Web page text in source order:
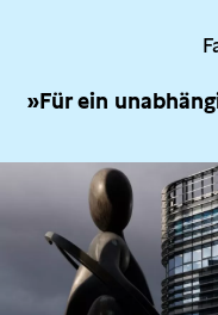
»Für ein